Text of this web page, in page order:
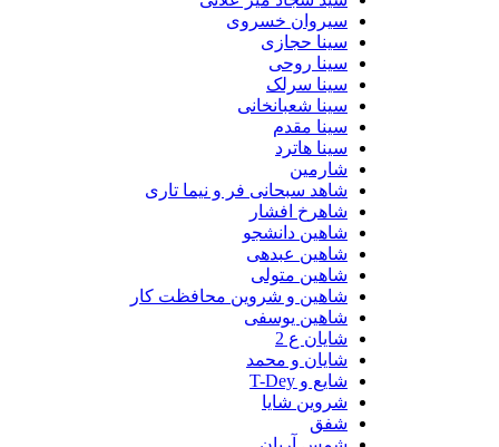
سیروان خسروی
سینا حجازی
سینا روحی
سینا سرلک
سینا شعبانخانی
سینا مقدم
سینا هاترد
شارمین
شاهد سبحانی فر و نیما تاری
شاهرخ افشار
شاهین دانشجو
شاهین عبدهی
شاهین متولی
شاهین و شروین محافظت کار
شاهین یوسفی
شایان ع 2
شایان و محمد
شایع و T-Dey
شروین شایا
شفق